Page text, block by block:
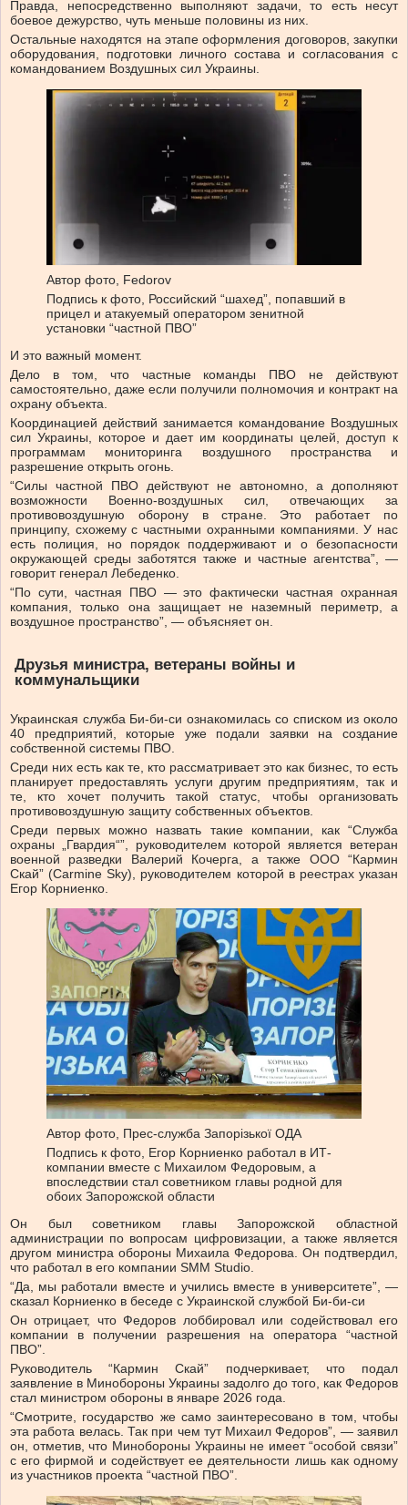
Правда, непосредственно выполняют задачи, то есть несут
боевое дежурство, чуть меньше половины из них.
Остальные находятся на этапе оформления договоров, закупки
оборудования, подготовки личного состава и согласования с
командованием Воздушных сил Украины.
Автор фото, Fedorov
Подпись к фото, Российский “шахед”, попавший в
прицел и атакуемый оператором зенитной
установки “частной ПВО”
И это важный момент.
Дело в том, что частные команды ПВО не действуют
самостоятельно, даже если получили полномочия и контракт на
охрану объекта.
Координацией действий занимается командование Воздушных
сил Украины, которое и дает им координаты целей, доступ к
программам мониторинга воздушного пространства и
разрешение открыть огонь.
“Силы частной ПВО действуют не автономно, а дополняют
возможности Военно-воздушных сил, отвечающих за
противовоздушную оборону в стране. Это работает по
принципу, схожему с частными охранными компаниями. У нас
есть полиция, но порядок поддерживают и о безопасности
окружающей среды заботятся также и частные агентства”, —
говорит генерал Лебеденко.
“По сути, частная ПВО — это фактически частная охранная
компания, только она защищает не наземный периметр, а
воздушное пространство”, — объясняет он.
Друзья министра, ветераны войны и
коммунальщики
Украинская служба Би-би-си ознакомилась со списком из около
40 предприятий, которые уже подали заявки на создание
собственной системы ПВО.
Среди них есть как те, кто рассматривает это как бизнес, то есть
планирует предоставлять услуги другим предприятиям, так и
те, кто хочет получить такой статус, чтобы организовать
противовоздушную защиту собственных объектов.
Среди первых можно назвать такие компании, как “Служба
охраны „Гвардия“”, руководителем которой является ветеран
военной разведки Валерий Кочерга, а также ООО “Кармин
Скай” (Carmine Sky), руководителем которой в реестрах указан
Егор Корниенко.
Автор фото, Прес-служба Запорізької ОДА
Подпись к фото, Егор Корниенко работал в ИТ-
компании вместе с Михаилом Федоровым, а
впоследствии стал советником главы родной для
обоих Запорожской области
Он был советником главы Запорожской областной
администрации по вопросам цифровизации, а также является
другом министра обороны Михаила Федорова. Он подтвердил,
что работал в его компании SMM Studio.
“Да, мы работали вместе и учились вместе в университете”, —
сказал Корниенко в беседе с Украинской службой Би-би-си
Он отрицает, что Федоров лоббировал или содействовал его
компании в получении разрешения на оператора “частной
ПВО”.
Руководитель “Кармин Скай” подчеркивает, что подал
заявление в Минобороны Украины задолго до того, как Федоров
стал министром обороны в январе 2026 года.
“Смотрите, государство же само заинтересовано в том, чтобы
эта работа велась. Так при чем тут Михаил Федоров”, — заявил
он, отметив, что Минобороны Украины не имеет “особой связи”
с его фирмой и содействует ее деятельности лишь как одному
из участников проекта “частной ПВО”.